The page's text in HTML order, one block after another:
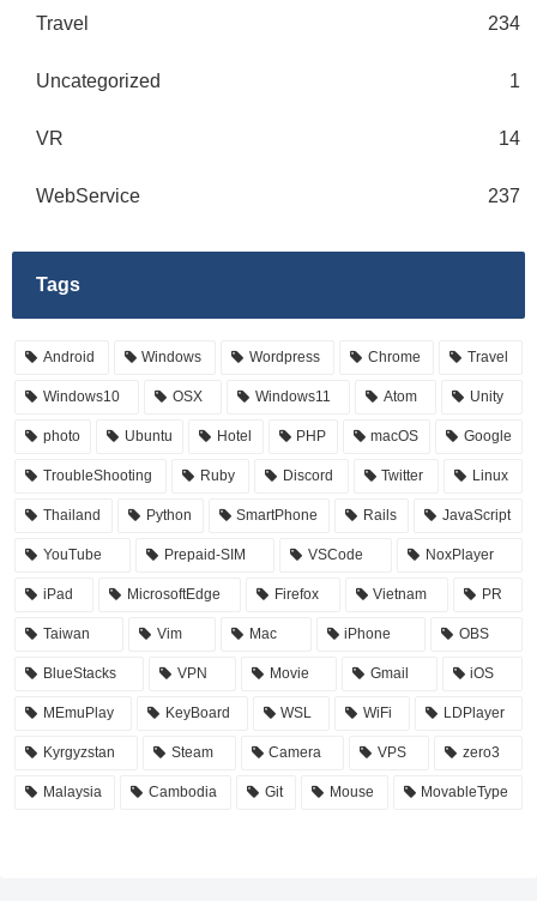
Travel 234
Uncategorized 1
VR 14
WebService 237
Tags
Android Windows Wordpress Chrome Travel
Windows10 OSX Windows11 Atom Unity
photo Ubuntu Hotel PHP macOS Google
TroubleShooting Ruby Discord Twitter Linux
Thailand Python SmartPhone Rails JavaScript
YouTube Prepaid-SIM VSCode NoxPlayer
iPad MicrosoftEdge Firefox Vietnam PR
Taiwan Vim Mac iPhone OBS
BlueStacks VPN Movie Gmail iOS
MEmuPlay KeyBoard WSL WiFi LDPlayer
Kyrgyzstan Steam Camera VPS zero3
Malaysia Cambodia Git Mouse MovableType